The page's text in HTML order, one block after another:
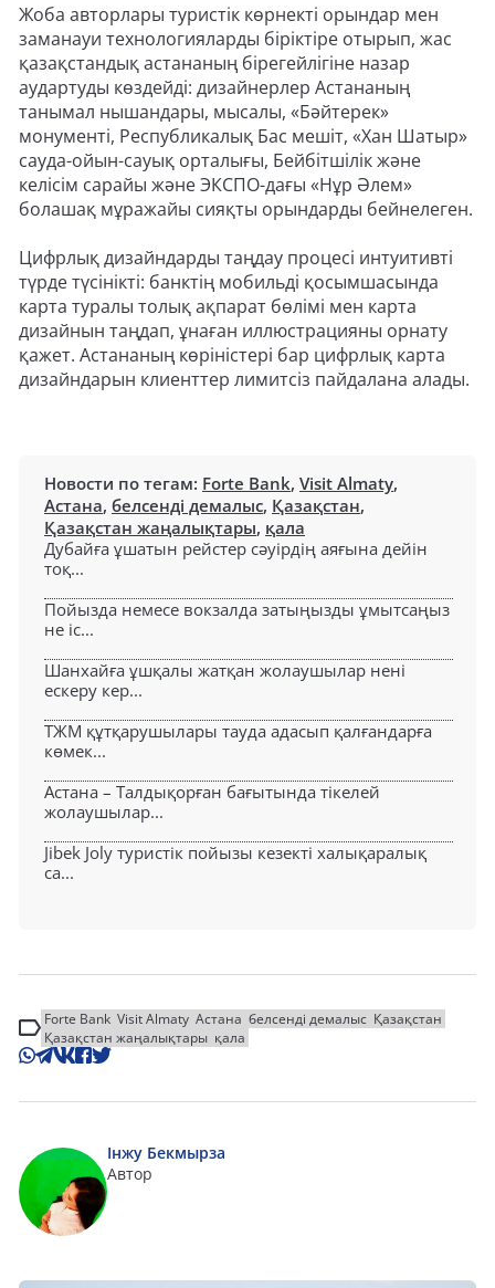
Жоба авторлары туристік көрнекті орындар мен
заманауи технологияларды біріктіре отырып, жас
қазақстандық астананың бірегейлігіне назар
аудартуды көздейді: дизайнерлер Астананың
танымал нышандары, мысалы, «Бәйтерек»
монументі, Республикалық Бас мешіт, «Хан Шатыр»
сауда-ойын-сауық орталығы, Бейбітшілік және
келісім сарайы және ЭКСПО-дағы «Нұр Әлем»
болашақ мұражайы сияқты орындарды бейнелеген.
Цифрлық дизайндарды таңдау процесі интуитивті
түрде түсінікті: банктің мобильді қосымшасында
карта туралы толық ақпарат бөлімі мен карта
дизайнын таңдап, ұнаған иллюстрацияны орнату
қажет. Астананың көріністері бар цифрлық карта
дизайндарын клиенттер лимитсіз пайдалана алады.
Новости по тегам: Forte Bank, Visit Almaty,
Астана, белсенді демалыс, Қазақстан,
Қазақстан жаңалықтары, қала
Дубайға ұшатын рейстер сәуірдің аяғына дейін
тоқ...
Пойызда немесе вокзалда затыңызды ұмытсаңыз
не іс...
Шанхайға ұшқалы жатқан жолаушылар нені
ескеру кер...
ТЖМ құтқарушылары тауда адасып қалғандарға
көмек...
Астана – Талдықорған бағытында тікелей
жолаушылар...
Jibek Joly туристік пойызы кезекті халықаралық
са...
Forte Bank Visit Almaty Астана белсенді демалыс Қазақстан
Қазақстан жаңалықтары қала
Інжу Бекмырза
Автор